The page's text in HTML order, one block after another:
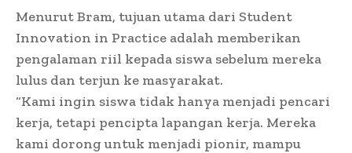
Menurut Bram, tujuan utama dari Student
Innovation in Practice adalah memberikan
pengalaman riil kepada siswa sebelum mereka
lulus dan terjun ke masyarakat.
“Kami ingin siswa tidak hanya menjadi pencari
kerja, tetapi pencipta lapangan kerja. Mereka
kami dorong untuk menjadi pionir, mampu